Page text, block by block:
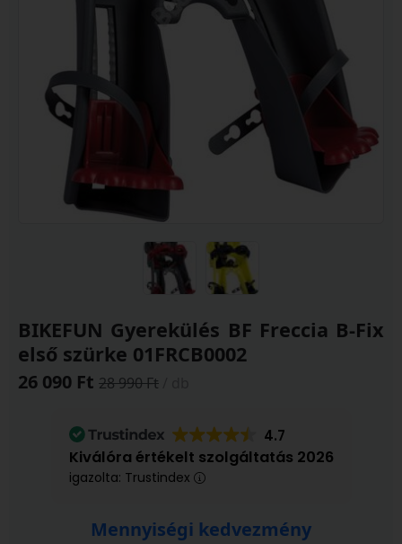
BIKEFUN Gyerekülés BF Freccia B-Fix
első szürke 01FRCB0002
26 090 Ft 28 990 Ft
4.7
Kiválóra értékelt szolgáltatás 2026
igazolta: Trustindex
Mennyiségi kedvezmény